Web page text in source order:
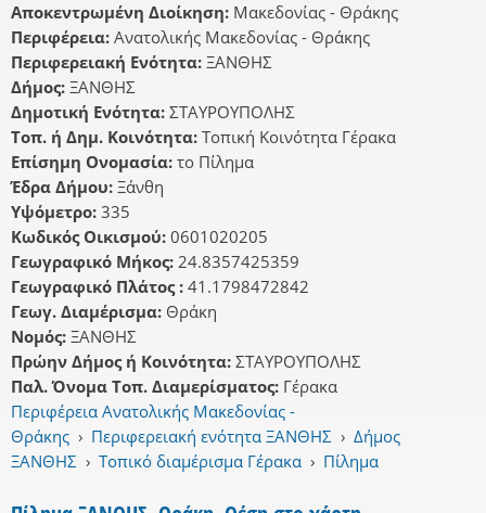
Αποκεντρωμένη Διοίκηση: Μακεδονίας - Θράκης
Περιφέρεια: Ανατολικής Μακεδονίας - Θράκης
Περιφερειακή Ενότητα: ΞΑΝΘΗΣ
Δήμος: ΞΑΝΘΗΣ
Δημοτική Ενότητα: ΣΤΑΥΡΟΥΠΟΛΗΣ
Τοπ. ή Δημ. Κοινότητα: Τοπική Κοινότητα Γέρακα
Επίσημη Ονομασία: το Πίλημα
Έδρα Δήμου: Ξάνθη
Υψόμετρο: 335
Κωδικός Οικισμού: 0601020205
Γεωγραφικό Μήκος: 24.8357425359
Γεωγραφικό Πλάτος : 41.1798472842
Γεωγ. Διαμέρισμα: Θράκη
Νομός: ΞΑΝΘΗΣ
Πρώην Δήμος ή Κοινότητα: ΣΤΑΥΡΟΥΠΟΛΗΣ
Παλ. Όνομα Τοπ. Διαμερίσματος: Γέρακα
Περιφέρεια Ανατολικής Μακεδονίας -
Θράκης › Περιφερειακή ενότητα ΞΑΝΘΗΣ › Δήμος
ΞΑΝΘΗΣ › Τοπικό διαμέρισμα Γέρακα › Πίλημα